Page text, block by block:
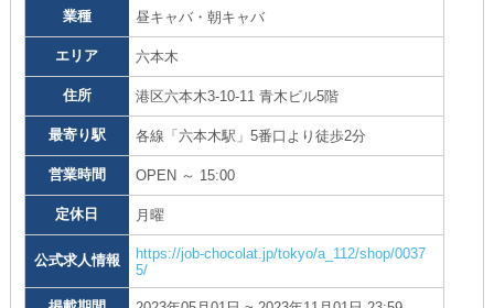
業種 昼キャバ・朝キャバ
エリア 六本木
住所 港区六本木3-10-11 青木ビル5階
最寄り駅 各線「六本木駅」5番口より徒歩2分
営業時間 OPEN ～ 15:00
定休日 月曜
公式求人情報
https://job-chocolat.jp/tokyo/a_112/shop/0037
5/